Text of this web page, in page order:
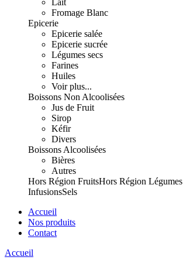
Lait
Fromage Blanc
Epicerie
Epicerie salée
Epicerie sucrée
Légumes secs
Farines
Huiles
Voir plus...
Boissons Non Alcoolisées
Jus de Fruit
Sirop
Kéfir
Divers
Boissons Alcoolisées
Bières
Autres
Hors Région FruitsHors Région Légumes
InfusionsSels
Accueil
Nos produits
Contact
Accueil